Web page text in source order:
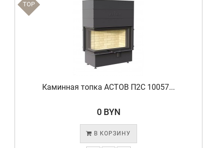
TOP
Каминная топка АСТОВ П2С 10057...
0 BYN
В КОРЗИНУ